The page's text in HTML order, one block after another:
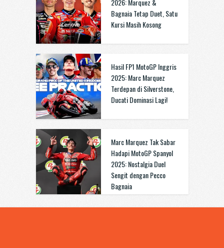
2026: Marquez &
Bagnaia Tetap Duet, Satu
Kursi Masih Kosong
Hasil FP1 MotoGP Inggris
2025: Marc Marquez
Terdepan di Silverstone,
Ducati Dominasi Lagi!
Marc Marquez Tak Sabar
Hadapi MotoGP Spanyol
2025: Nostalgia Duel
Sengit dengan Pecco
Bagnaia